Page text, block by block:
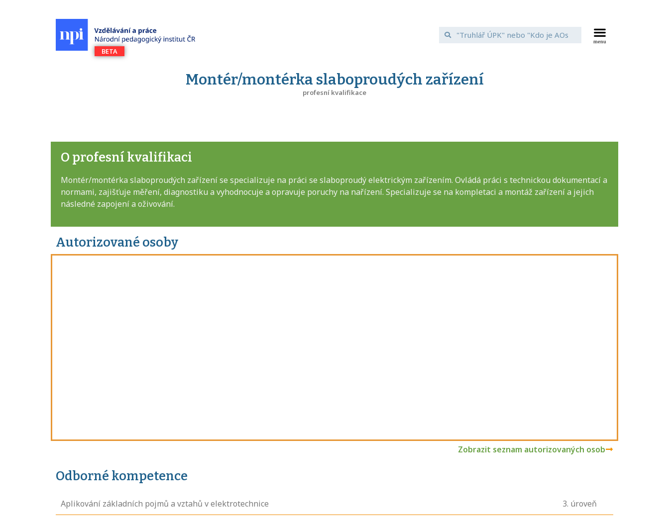
Montér/montérka slaboproudých zařízení
profesní kvalifikace
O profesní kvalifikaci
Montér/montérka slaboproudých zařízení se specializuje na práci se slaboproudý elektrickým zařízením. Ovládá práci s technickou dokumentací a
normami, zajišťuje měření, diagnostiku a vyhodnocuje a opravuje poruchy na nařízení. Specializuje se na kompletaci a montáž zařízení a jejich
následné zapojení a oživování.
Autorizované osoby
Zobrazit seznam autorizovaných osob
Odborné kompetence
Aplikování základních pojmů a vztahů v elektrotechnice 3. úroveň